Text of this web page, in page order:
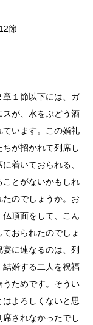
節
１節以下には、ガ
スが、水をぶどう酒
います。この婚礼
が招かれて列席し
着いておられる、
とがないかもしれ
のでしょうか。お
頂面をして、こん
おられたのでしょ
に連なるのは、列
結婚する二人を祝福
うためです。そうい
よろしくないと思
されなかったでし